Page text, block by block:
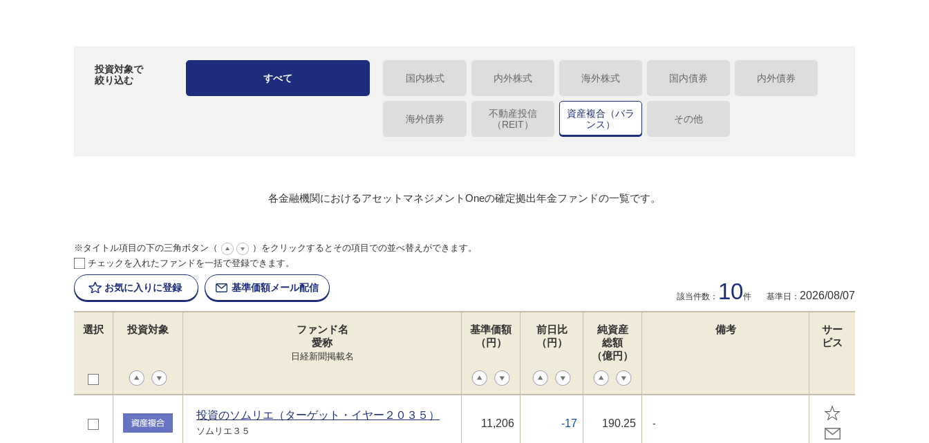
投資対象で
絞り込む
すべて 国内株式 内外株式 海外株式 国内債券 内外債券
海外債券
不動産投信
（REIT）
資産複合（バラ
ンス）
その他
各金融機関におけるアセットマネジメントOneの確定拠出年金ファンドの一覧です。
※タイトル項目の下の三角ボタン（
）をクリックするとその項目での並べ替えができます。
チェックを入れたファンドを一括で登録できます。
お気に入りに登録 基準価額メール配信
該当件数： 10件 基準日： 2026/08/07
選択 投資対象
ファンド名
愛称
日経新聞掲載名
基準価額
（円）
前日比
（円）
純資産
総額
（億円）
備考
サー
ビス
投資のソムリエ（ターゲット・イヤー２０３５）
ソムリエ３５
11,206 -17 190.25 -